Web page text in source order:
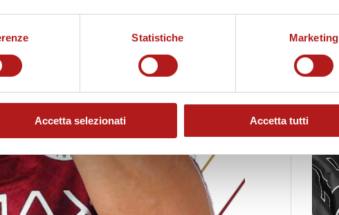
Statistiche Marketing
Accetta selezionati Accetta tutti